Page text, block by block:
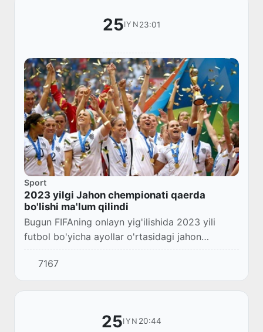
25IYN 23:01
Sport
2023 yilgi Jahon chempionati qaerda
bo'lishi ma'lum qilindi
Bugun FIFAning onlayn yig'ilishida 2023 yili
futbol bo'yicha ayollar o'rtasidagi jahon
chempionatiga mezbon mamalakat nomi e'lon
qilinishi kutilayotgandi.
7167
25IYN 20:44